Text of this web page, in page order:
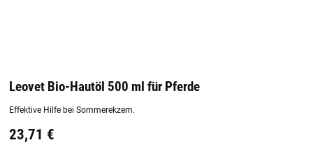
Leovet Bio-Hautöl 500 ml für Pferde
Effektive Hilfe bei Sommerekzem.
23,71 €